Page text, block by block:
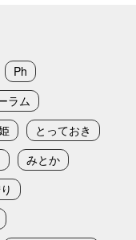
Ph
ラム
とっておき
みとか